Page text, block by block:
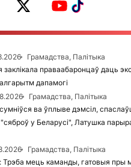
Грамадства, Палітыка
заклікала праваабаронцаў даць
дапамогі
Грамадства, Палітыка
ва ўплыве дэмсіл,
"сяброў у Беларусі", Латушка
Грамадства, Палітыка
мець каманды, гатовыя пры